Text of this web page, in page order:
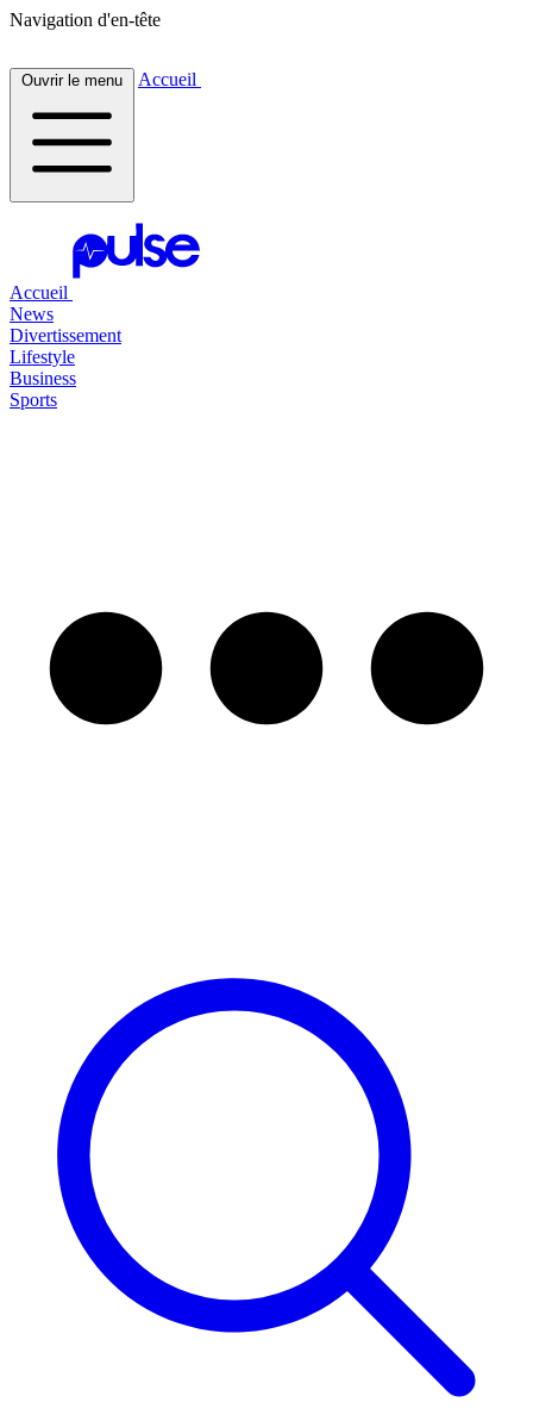
Navigation d'en-tête
Ouvrir le menu Accueil
Accueil
News
Divertissement
Lifestyle
Business
Sports